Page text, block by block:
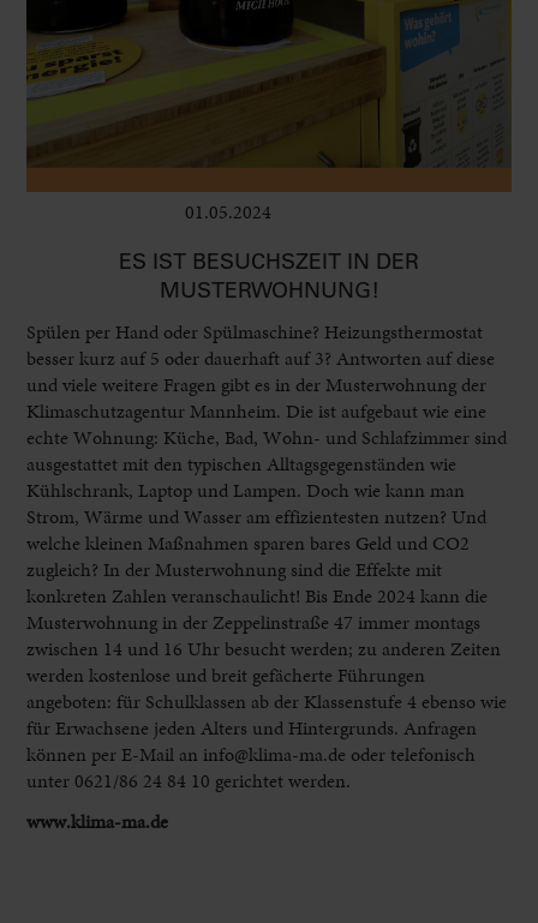
01.05.2024
ES IST BESUCHSZEIT IN DER
MUSTERWOHNUNG!
Spülen per Hand oder Spülmaschine? Heizungsthermostat
besser kurz auf 5 oder dauerhaft auf 3? Antworten auf diese
und viele weitere Fragen gibt es in der Musterwohnung der
Klimaschutzagentur Mannheim. Die ist aufgebaut wie eine
echte Wohnung: Küche, Bad, Wohn- und Schlafzimmer sind
ausgestattet mit den typischen Alltagsgegenständen wie
Kühlschrank, Laptop und Lampen. Doch wie kann man
Strom, Wärme und Wasser am effizientesten nutzen? Und
welche kleinen Maßnahmen sparen bares Geld und CO2
zugleich? In der Musterwohnung sind die Effekte mit
konkreten Zahlen veranschaulicht! Bis Ende 2024 kann die
Musterwohnung in der Zeppelinstraße 47 immer montags
zwischen 14 und 16 Uhr besucht werden; zu anderen Zeiten
werden kostenlose und breit gefächerte Führungen
angeboten: für Schulklassen ab der Klassenstufe 4 ebenso wie
für Erwachsene jeden Alters und Hintergrunds. Anfragen
können per E-Mail an info@klima-ma.de oder telefonisch
unter 0621/86 24 84 10 gerichtet werden.
www.klima-ma.de